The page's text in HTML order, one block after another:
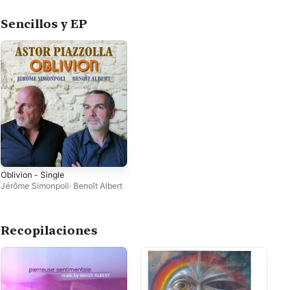
Sencillos y EP
Oblivion - Single
Jérôme Simonpoli· Benoît Albert
Recopilaciones